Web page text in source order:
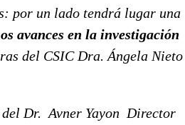
por un lado tendrá lugar una
avances en la investigación
del CSIC Dra. Ángela Nieto
Dr. Avner Yayon Director